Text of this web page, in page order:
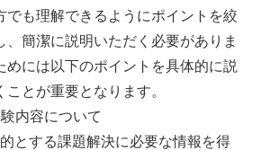
でも理解できるようにポイントを絞
、簡潔に説明いただく必要がありま
めには以下のポイントを具体的に説
ことが重要となります。
内容について
とする課題解決に必要な情報を得